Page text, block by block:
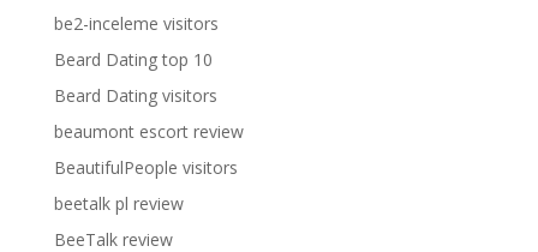
be2-inceleme visitors
Beard Dating top 10
Beard Dating visitors
beaumont escort review
BeautifulPeople visitors
beetalk pl review
BeeTalk review